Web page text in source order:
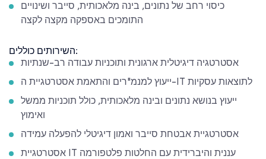
כיסוי רחב של נתונים, בינה מלאכותית, סייבר ושינויים
התומכים באספקה מקצה לקצה
השירותים כוללים:
אסטרטגיה דיגיטלית ארגונית ותוכניות עבודה רב-שנתיות
ייעוץ למנמ"רים והתאמת אסטרטגיית ה-IT לתוצאות עסקיות
ייעוץ בנושא נתונים ובינה מלאכותית, כולל תוכניות ממשל
ואימוץ
אסטרטגיית אבטחת סייבר ואמון דיגיטלי להפעלה עמידה
אסטרטגיית IT עננית והיברידית עם החלטות פלטפורמה